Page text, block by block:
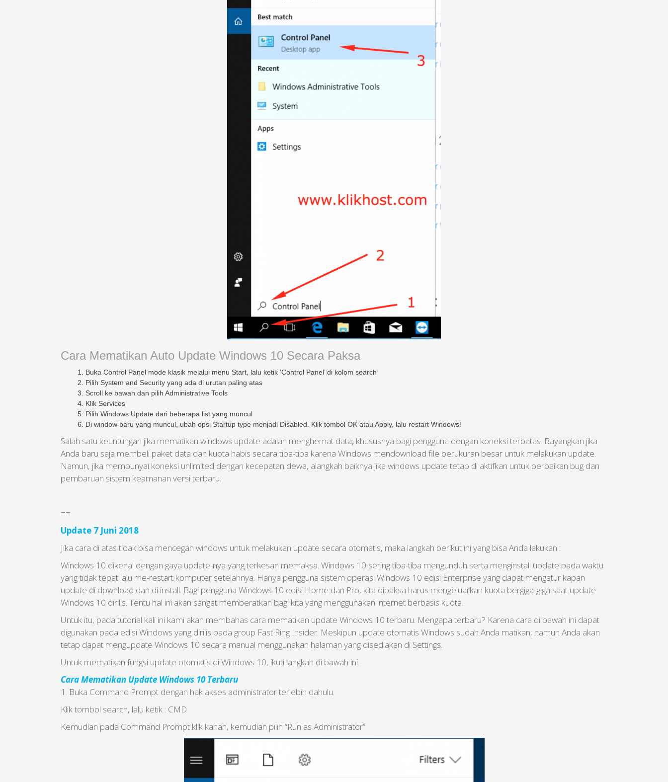
Cara Mematikan Auto Update Windows 10 Secara Paksa
Buka Control Panel mode klasik melalui menu Start, lalu ketik ‘Control Panel’ di kolom search
Pilih System and Security yang ada di urutan paling atas
Scroll ke bawah dan pilih Administrative Tools
Klik Services
Pilih Windows Update dari beberapa list yang muncul
Di window baru yang muncul, ubah opsi Startup type menjadi Disabled. Klik tombol OK atau Apply, lalu restart Windows!
Salah satu keuntungan jika mematikan windows update adalah menghemat data, khususnya bagi pengguna dengan koneksi terbatas. Bayangkan jika
Anda baru saja membeli paket data dan kuota habis secara tiba-tiba karena Windows mendownload file berukuran besar untuk melakukan update.
Namun, jika mempunyai koneksi unlimited dengan kecepatan dewa, alangkah baiknya jika windows update tetap di aktifkan untuk perbaikan bug dan
pembaruan sistem keamanan versi terbaru.
==
Update 7 Juni 2018
Jika cara di atas tidak bisa mencegah windows untuk melakukan update secara otomatis, maka langkah berikut ini yang bisa Anda lakukan :
Windows 10 dikenal dengan gaya update-nya yang terkesan memaksa. Windows 10 sering tiba-tiba mengunduh serta menginstall update pada waktu
yang tidak tepat lalu me-restart komputer setelahnya. Hanya pengguna sistem operasi Windows 10 edisi Enterprise yang dapat mengatur kapan
update di download dan di install. Bagi pengguna Windows 10 edisi Home dan Pro, kita dipaksa harus mengeluarkan kuota bergiga-giga saat update
Windows 10 dirilis. Tentu hal ini akan sangat memberatkan bagi kita yang menggunakan internet berbasis kuota.
Untuk itu, pada tutorial kali ini kami akan membahas cara mematikan update Windows 10 terbaru. Mengapa terbaru? Karena cara di bawah ini dapat
digunakan pada edisi Windows yang dirilis pada group Fast Ring Insider. Meskipun update otomatis Windows sudah Anda matikan, namun Anda akan
tetap dapat mengupdate Windows 10 secara manual menggunakan halaman yang disediakan di Settings.
Untuk mematikan fungsi update otomatis di Windows 10, ikuti langkah di bawah ini.
Cara Mematikan Update Windows 10 Terbaru
1. Buka Command Prompt dengan hak akses administrator terlebih dahulu.
Klik tombol search, lalu ketik : CMD
Kemudian pada Command Prompt klik kanan, kemudian pilih “Run as Administrator”